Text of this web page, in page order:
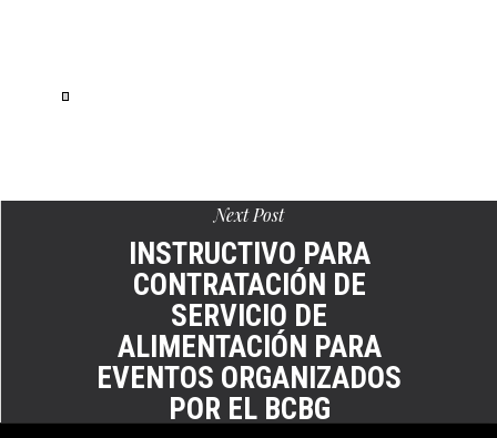
Next Post
INSTRUCTIVO PARA
CONTRATACIÓN DE
SERVICIO DE
ALIMENTACIÓN PARA
EVENTOS ORGANIZADOS
POR EL BCBG